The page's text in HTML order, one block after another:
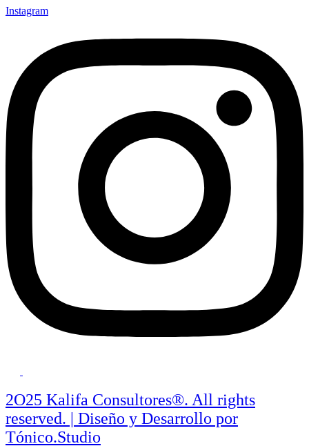
Instagram
2O25 Kalifa Consultores®. All rights
reserved. | Diseño y Desarrollo por
Tónico.Studio